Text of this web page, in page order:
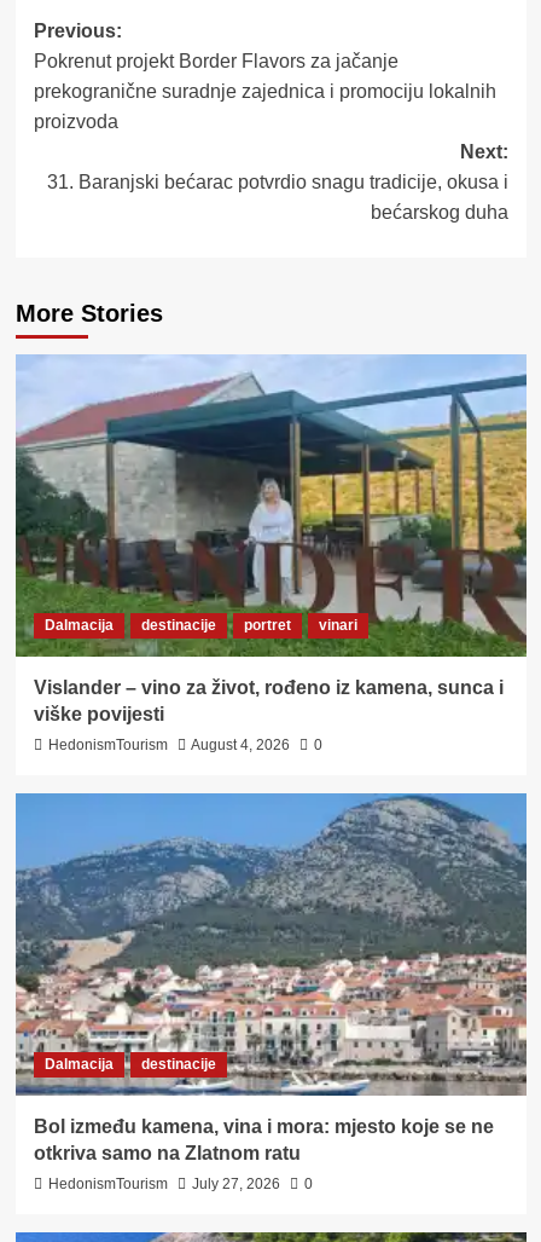
Post
navigation
Previous:
Pokrenut projekt Border Flavors za jačanje
prekogranične suradnje zajednica i promociju lokalnih
proizvoda
Next:
31. Baranjski bećarac potvrdio snagu tradicije, okusa i
bećarskog duha
More Stories
Dalmacija destinacije portret vinari
Vislander – vino za život, rođeno iz kamena, sunca i
viške povijesti
HedonismTourism August 4, 2026 0
Dalmacija destinacije
Bol između kamena, vina i mora: mjesto koje se ne
otkriva samo na Zlatnom ratu
HedonismTourism July 27, 2026 0